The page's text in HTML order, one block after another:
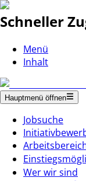
Schneller
Menü
Inhalt
Hauptmenü öffnen
Jobsuche
Wer wir sind